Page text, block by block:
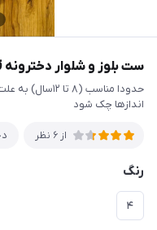
ست بلوز و شلوار دخترونه
حدودا مناسب (۸
اندازها چک شود
از 6 نظر
رنگ
۴